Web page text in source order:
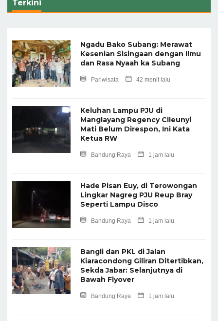
Terkini
Ngadu Bako Subang: Merawat
Kesenian Sisingaan dengan Ilmu
dan Rasa Nyaah ka Subang
Pariwisata 42 menit lalu
Keluhan Lampu PJU di
Manglayang Regency Cileunyi
Mati Belum Direspon, Ini Kata
Ketua RW
Bandung Raya 1 jam lalu
Hade Pisan Euy, di Terowongan
Lingkar Nagreg PJU Reup Bray
Seperti Lampu Disco
Bandung Raya 1 jam lalu
Bangli dan PKL di Jalan
Kiaracondong Giliran Ditertibkan,
Sekda Jabar: Selanjutnya di
Bawah Flyover
Bandung Raya 1 jam lalu